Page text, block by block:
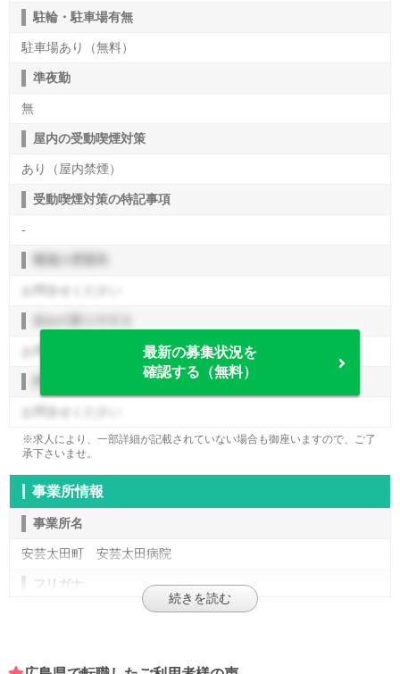
駐輪・駐車場有無
駐車場あり（無料）
準夜勤
無
屋内の受動喫煙対策
あり（屋内禁煙）
受動喫煙対策の特記事項
-
最新の募集状況を
確認する（無料）
※求人により、一部詳細が記載されていない場合も御座いますので、ご了
承下さいませ。
事業所情報
事業所名
安芸太田町 安芸太田病院
フリガナ